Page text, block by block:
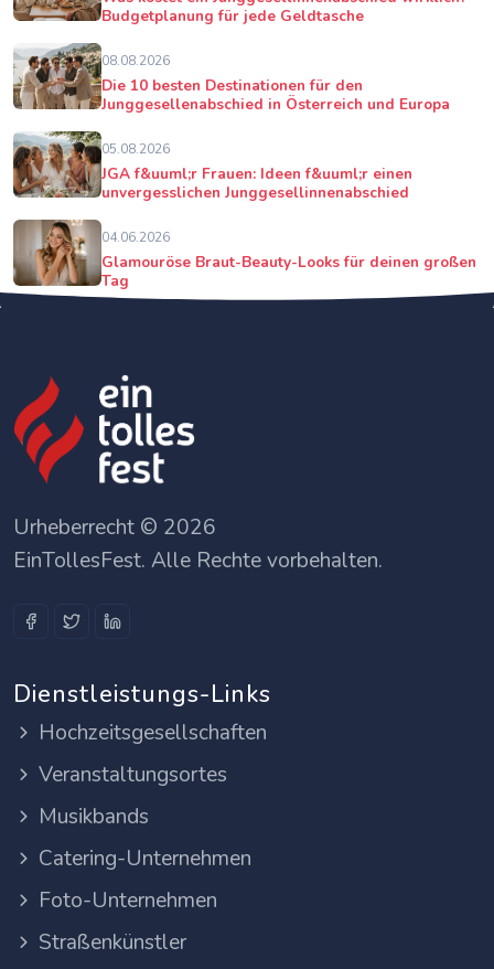
Budgetplanung für jede Geldtasche
08.08.2026
Die 10 besten Destinationen für den
Junggesellenabschied in Österreich und Europa
05.08.2026
JGA f&uuml;r Frauen: Ideen f&uuml;r einen
unvergesslichen Junggesellinnenabschied
04.06.2026
Glamouröse Braut-Beauty-Looks für deinen großen
Tag
Urheberrecht © 2026
EinTollesFest. Alle Rechte vorbehalten.
Dienstleistungs-Links
Hochzeitsgesellschaften
Veranstaltungsortes
Musikbands
Catering-Unternehmen
Foto-Unternehmen
Straßenkünstler